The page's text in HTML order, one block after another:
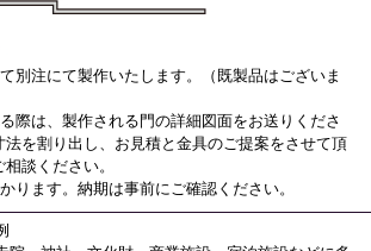
別注にて製作いたします。（既製品はございま
際は、製作される門の詳細図面をお送りくださ
法を割り出し、お見積と金具のご提案をさせて頂
談ください。
ります。納期は事前にご確認ください。